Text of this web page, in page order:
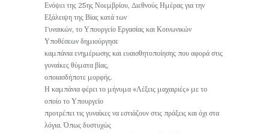
Ενόψει της 25ης Νοεμβρίου, Διεθνούς Ημέρας για την
Εξάλειψη της Βίας κατά των
Γυναικών, το Υπουργείο Εργασίας και Κοινωνικών
Υποθέσεων δημιούργησε
καμπάνια ενημέρωσης και ευαισθητοποίησης που αφορά στις
γυναίκες θύματα βίας,
οποιασδήποτε μορφής.
Η καμπάνια φέρει το μήνυμα «Λέξεις μαχαιριές» με το
οποίο το Υπουργείο
προτρέπει τις γυναίκες να εστιάζουν στις πράξεις και όχι στα
λόγια. Όπως δυστυχώς